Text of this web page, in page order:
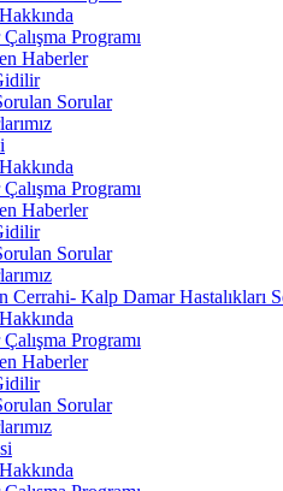
Programı
Haberler
Sorular
Programı
Haberler
Sorular
Kalp Damar Hastalıkları
Programı
Haberler
Sorular